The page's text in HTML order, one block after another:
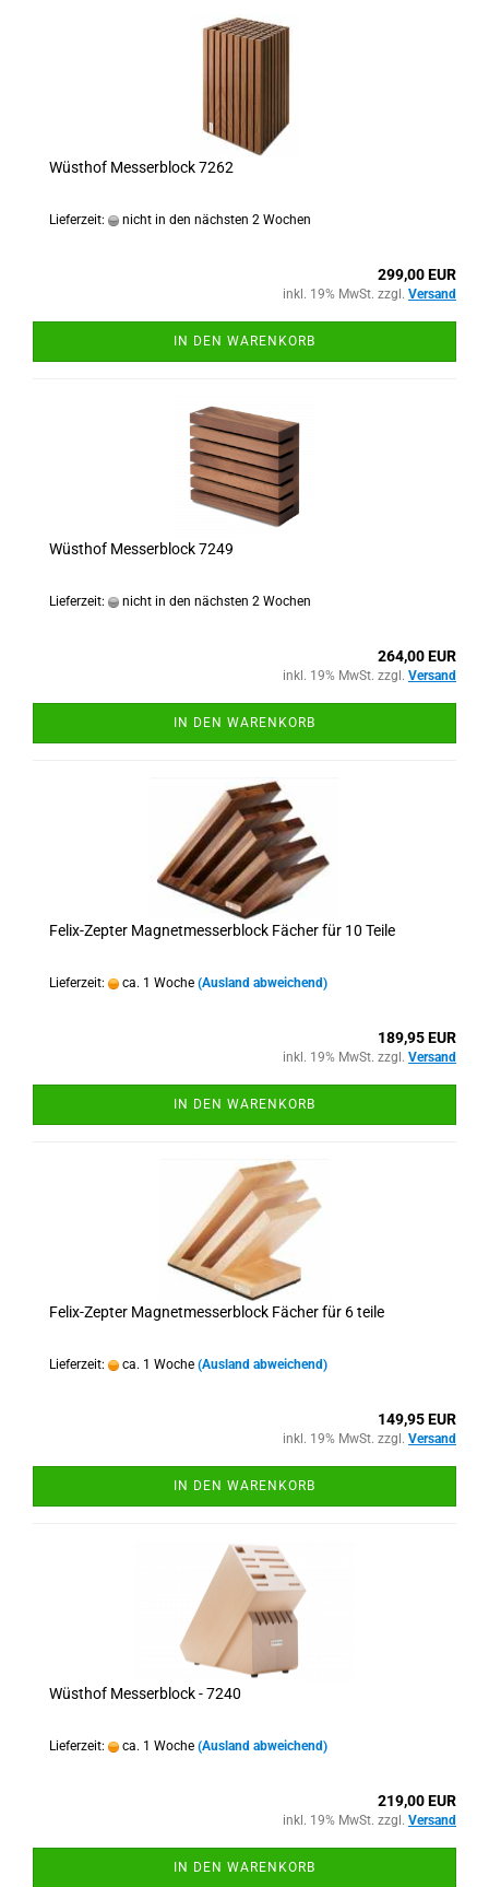
Wüsthof Messerblock 7262
Lieferzeit: nicht in den nächsten 2 Wochen
299,00 EUR
inkl. 19% MwSt. zzgl. Versand
IN DEN WARENKORB
Wüsthof Messerblock 7249
Lieferzeit: nicht in den nächsten 2 Wochen
264,00 EUR
inkl. 19% MwSt. zzgl. Versand
IN DEN WARENKORB
Felix-Zepter Magnetmesserblock Fächer für 10 Teile
Lieferzeit: ca. 1 Woche (Ausland abweichend)
189,95 EUR
inkl. 19% MwSt. zzgl. Versand
IN DEN WARENKORB
Felix-Zepter Magnetmesserblock Fächer für 6 teile
Lieferzeit: ca. 1 Woche (Ausland abweichend)
149,95 EUR
inkl. 19% MwSt. zzgl. Versand
IN DEN WARENKORB
Wüsthof Messerblock - 7240
Lieferzeit: ca. 1 Woche (Ausland abweichend)
219,00 EUR
inkl. 19% MwSt. zzgl. Versand
IN DEN WARENKORB